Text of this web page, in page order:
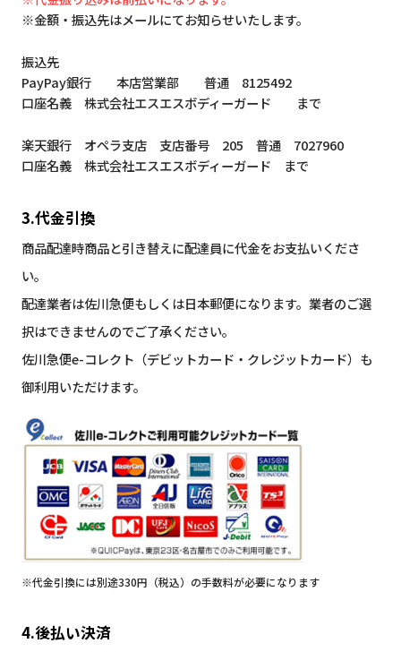
※金額・振込先はメールにてお知らせいたします。
振込先
PayPay銀行 本店営業部 普通 8125492
口座名義 株式会社エスエスボディーガード まで
楽天銀行 オペラ支店 支店番号 205 普通 7027960
口座名義 株式会社エスエスボディーガード まで
3.代金引換
商品配達時商品と引き替えに配達員に代金をお支払いくださ
い。
配達業者は佐川急便もしくは日本郵便になります。業者のご選
択はできませんのでご了承ください。
佐川急便e-コレクト（デビットカード・クレジットカード）も
御利用いただけます。
※代金引換には別途330円（税込）の手数料が必要になります
4.後払い決済